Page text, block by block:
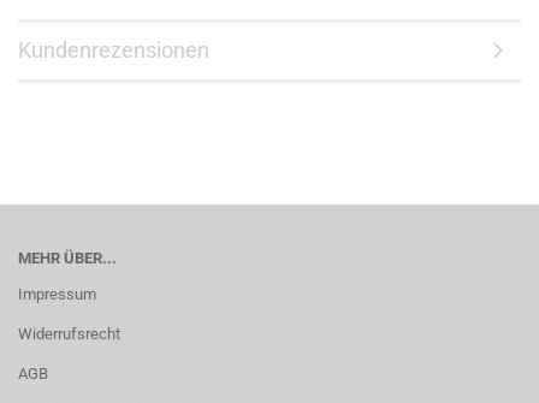
Kundenrezensionen
MEHR ÜBER...
Impressum
Widerrufsrecht
AGB